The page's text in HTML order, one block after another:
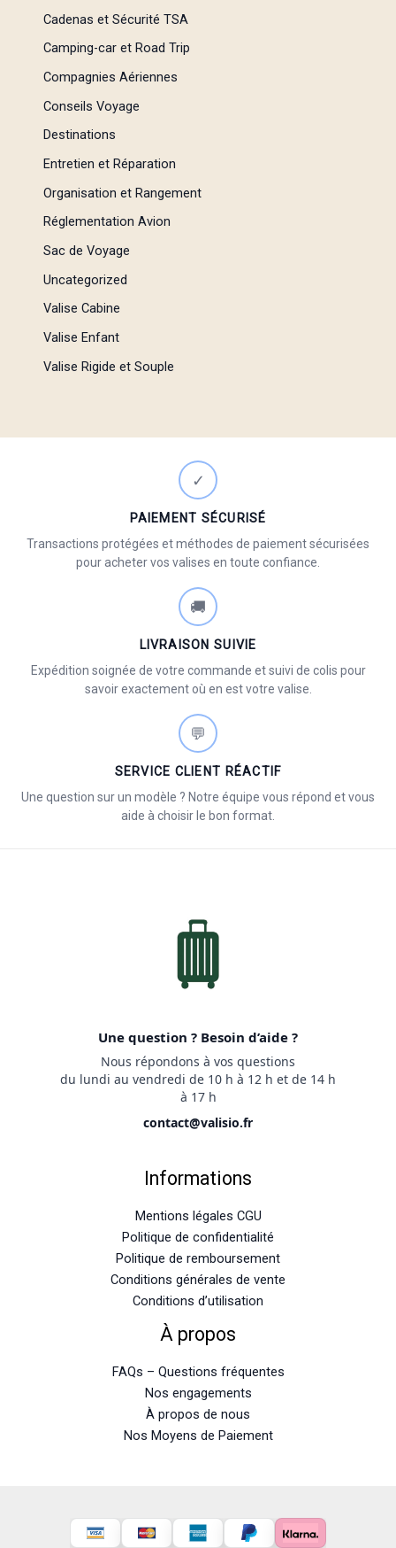
Cadenas et Sécurité TSA
Camping-car et Road Trip
Compagnies Aériennes
Conseils Voyage
Destinations
Entretien et Réparation
Organisation et Rangement
Réglementation Avion
Sac de Voyage
Uncategorized
Valise Cabine
Valise Enfant
Valise Rigide et Souple
✓
PAIEMENT SÉCURISÉ
Transactions protégées et méthodes de paiement sécurisées
pour acheter vos valises en toute confiance.
🚚
LIVRAISON SUIVIE
Expédition soignée de votre commande et suivi de colis pour
savoir exactement où en est votre valise.
💬
SERVICE CLIENT RÉACTIF
Une question sur un modèle ? Notre équipe vous répond et vous
aide à choisir le bon format.
Une question ? Besoin d’aide ?
Nous répondons à vos questions
du lundi au vendredi de 10 h à 12 h et de 14 h
à 17 h
contact@valisio.fr
Informations
Mentions légales CGU
Politique de confidentialité
Politique de remboursement
Conditions générales de vente
Conditions d’utilisation
À propos
FAQs – Questions fréquentes
Nos engagements
À propos de nous
Nos Moyens de Paiement